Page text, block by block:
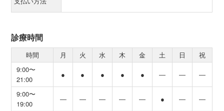
診療時間
時間 月 火 水 木 金 土 日
祝
9:00〜
21:00
● ● ● ● ● ― ― ―
9:00〜
19:00
― ― ― ― ― ● ― ―